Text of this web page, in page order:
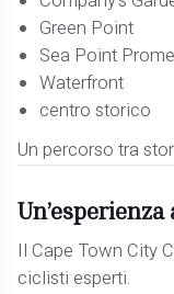
Green Point
Sea Point
Waterfront
centro storico
Un percorso tra
Il Cape Town City
ciclisti esperti.